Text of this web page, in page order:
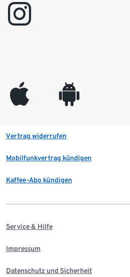
instagram
appleinc android
Vertrag widerrufen
Mobilfunkvertrag kündigen
Kaffee-Abo kündigen
Service & Hilfe
Impressum
Datenschutz und Sicherheit